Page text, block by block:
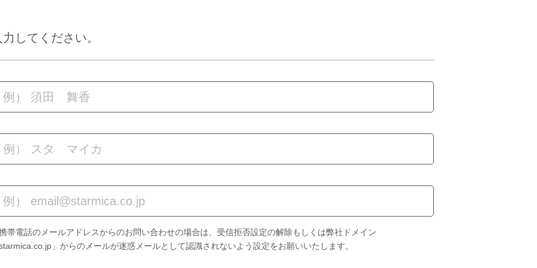
してください。
帯電話のメールアドレスからのお問い合わせの場合は、受信拒否設定の解除もしくは弊社ドメイン
」からのメールが迷惑メールとして認識されないよう設定をお願いいたします。